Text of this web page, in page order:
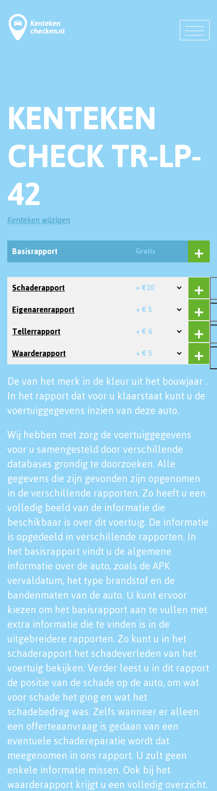
KENTEKEN
CHECK TR-LP-
42
Kenteken wijzigen
Basisrapport Gratis
Schaderapport + €10
Eigenarenrapport + € 5
Tellerrapport + € 6
Waarderapport + € 5
De van het merk in de kleur uit het bouwjaar .
In het rapport dat voor u klaarstaat kunt u de
voertuiggegevens inzien van deze auto.
Wij hebben met zorg de voertuiggegevens
voor u samengesteld door verschillende
databases grondig te doorzoeken. Alle
gegevens die zijn gevonden zijn opgenomen
in de verschillende rapporten. Zo heeft u een
volledig beeld van de informatie die
beschikbaar is over dit voertuig. De informatie
is opgedeeld in verschillende rapporten. In
het basisrapport vindt u de algemene
informatie over de auto, zoals de APK
vervaldatum, het type brandstof en de
bandenmaten van de auto. U kunt ervoor
kiezen om het basisrapport aan te vullen met
extra informatie die te vinden is in de
uitgebreidere rapporten. Zo kunt u in het
schaderapport het schadeverleden van het
voertuig bekijken. Verder leest u in dit rapport
de positie van de schade op de auto, om wat
voor schade het ging en wat het
schadebedrag was. Zelfs wanneer er alleen
een offerteaanvraag is gedaan van een
eventuele schadereparatie wordt dat
meegenomen in ons rapport. U zult geen
enkele informatie missen. Ook bij het
waarderapport krijgt u een volledig overzicht.